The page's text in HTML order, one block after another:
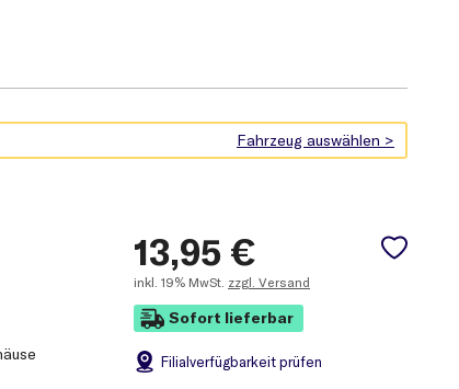
13,95 €
inkl. 19% MwSt. zzgl. Versand
Sofort lieferbar
Filialverfügbarkeit prüfen